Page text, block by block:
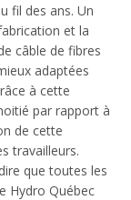
fil des ans. Un
et la
câble de fibres
adaptées
à cette
par rapport à
de cette
travailleurs.
que toutes les
Hydro Québec